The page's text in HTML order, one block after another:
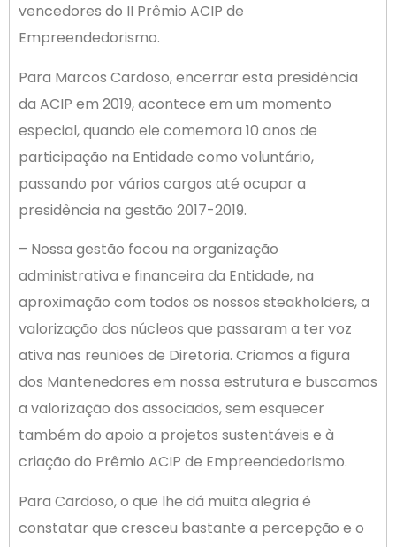
vencedores do II Prêmio ACIP de
Empreendedorismo.
Para Marcos Cardoso, encerrar esta presidência
da ACIP em 2019, acontece em um momento
especial, quando ele comemora 10 anos de
participação na Entidade como voluntário,
passando por vários cargos até ocupar a
presidência na gestão 2017-2019.
– Nossa gestão focou na organização
administrativa e financeira da Entidade, na
aproximação com todos os nossos steakholders, a
valorização dos núcleos que passaram a ter voz
ativa nas reuniões de Diretoria. Criamos a figura
dos Mantenedores em nossa estrutura e buscamos
a valorização dos associados, sem esquecer
também do apoio a projetos sustentáveis e à
criação do Prêmio ACIP de Empreendedorismo.
Para Cardoso, o que lhe dá muita alegria é
constatar que cresceu bastante a percepção e o